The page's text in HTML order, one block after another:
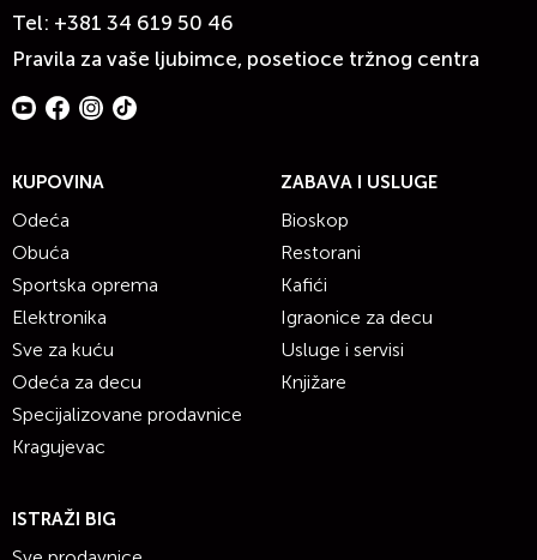
Tel: +381 34 619 50 46
Pravila za vaše ljubimce, posetioce tržnog centra
KUPOVINA
Odeća
Obuća
Sportska oprema
Elektronika
Sve za kuću
Odeća za decu
Specijalizovane prodavnice
Kragujevac
ZABAVA I USLUGE
Bioskop
Restorani
Kafići
Igraonice za decu
Usluge i servisi
Knjižare
ISTRAŽI BIG